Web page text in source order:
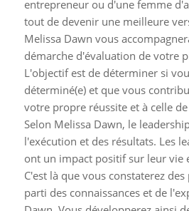
entrepreneur ou d'une femme
tout de devenir une meilleure
Melissa Dawn vous
démarche d'évaluation de votre
L'objectif est de déterminer si
déterminé(e) et que vous
votre propre réussite et à celle
Selon Melissa Dawn, le
l'exécution et des résultats. Les
ont un impact positif sur leur vie
C'est là que vous constaterez
parti des connaissances et de